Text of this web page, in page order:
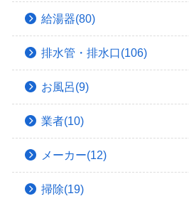
給湯器(80)
排水管・排水口(106)
お風呂(9)
業者(10)
メーカー(12)
掃除(19)